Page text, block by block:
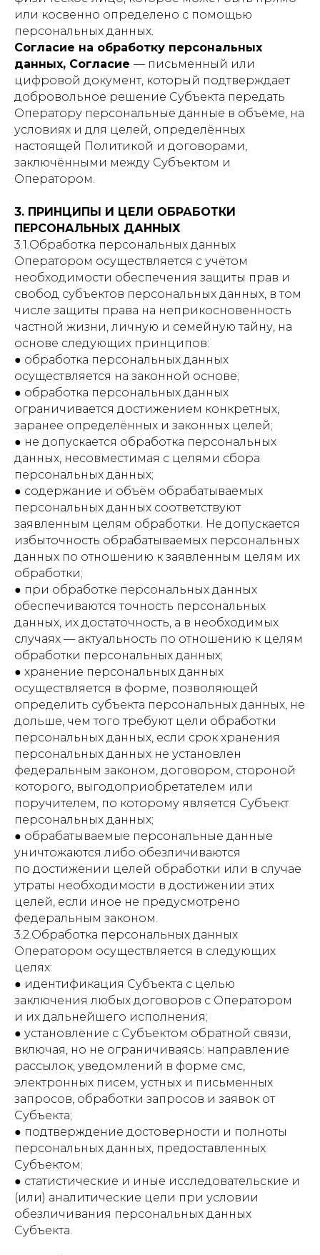
или косвенно определено с помощью
персональных данных.
Согласие на обработку персональных
данных, Согласие — письменный или
цифровой документ, который подтверждает
добровольное решение Субъекта передать
Оператору персональные данные в объёме, на
условиях и для целей, определённых
настоящей Политикой и договорами,
заключёнными между Субъектом и
Оператором.
3. ПРИНЦИПЫ И ЦЕЛИ ОБРАБОТКИ
ПЕРСОНАЛЬНЫХ ДАННЫХ
3.1.Обработка персональных данных
Оператором осуществляется с учётом
необходимости обеспечения защиты прав и
свобод субъектов персональных данных, в том
числе защиты права на неприкосновенность
частной жизни, личную и семейную тайну, на
основе следующих принципов:
● обработка персональных данных
осуществляется на законной основе;
● обработка персональных данных
ограничивается достижением конкретных,
заранее определённых и законных целей;
● не допускается обработка персональных
данных, несовместимая с целями сбора
персональных данных;
● содержание и объём обрабатываемых
персональных данных соответствуют
заявленным целям обработки. Не допускается
избыточность обрабатываемых персональных
данных по отношению к заявленным целям их
обработки;
● при обработке персональных данных
обеспечиваются точность персональных
данных, их достаточность, а в необходимых
случаях — актуальность по отношению к целям
обработки персональных данных;
● хранение персональных данных
осуществляется в форме, позволяющей
определить субъекта персональных данных, не
дольше, чем того требуют цели обработки
персональных данных, если срок хранения
персональных данных не установлен
федеральным законом, договором, стороной
которого, выгодоприобретателем или
поручителем, по которому является Субъект
персональных данных;
● обрабатываемые персональные данные
уничтожаются либо обезличиваются
по достижении целей обработки или в случае
утраты необходимости в достижении этих
целей, если иное не предусмотрено
федеральным законом.
3.2.Обработка персональных данных
Оператором осуществляется в следующих
целях:
● идентификация Субъекта с целью
заключения любых договоров с Оператором
и их дальнейшего исполнения;
● установление с Субъектом обратной связи,
включая, но не ограничиваясь: направление
рассылок, уведомлений в форме смс,
электронных писем, устных и письменных
запросов, обработки запросов и заявок от
Субъекта;
● подтверждение достоверности и полноты
персональных данных, предоставленных
Субъектом;
● статистические и иные исследовательские и
(или) аналитические цели при условии
обезличивания персональных данных
Субъекта.